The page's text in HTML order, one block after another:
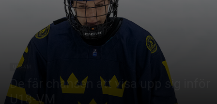
U18-VM
De får chansen att visa upp sig inför
U18-VM